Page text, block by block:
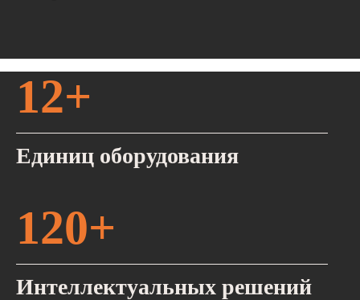
12+
Единиц оборудования
120+
Интеллектуальных решений